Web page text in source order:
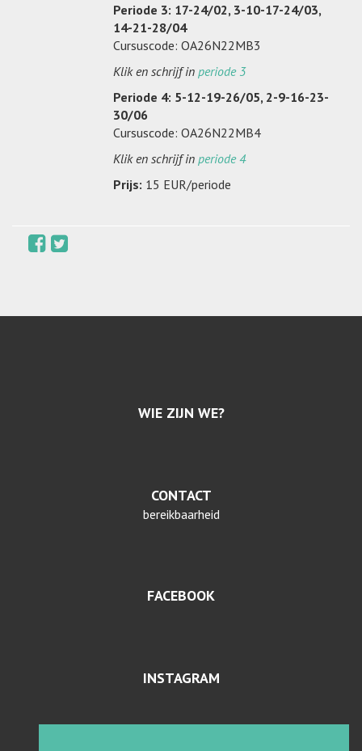
Periode 3: 17-24/02, 3-10-17-24/03,
14-21-28/04
Cursuscode: OA26N22MB3
Klik en schrijf in periode 3
Periode 4: 5-12-19-26/05, 2-9-16-23-
30/06
Cursuscode: OA26N22MB4
Klik en schrijf in periode 4
Prijs: 15 EUR/periode
WIE ZIJN WE?
CONTACT
bereikbaarheid
FACEBOOK
INSTAGRAM